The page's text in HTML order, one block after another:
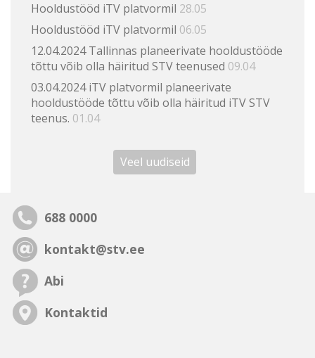
Hooldustööd iTV platvormil 28.05
Hooldustööd iTV platvormil 06.05
12.04.2024 Tallinnas planeerivate hooldustööde
tõttu võib olla häiritud STV teenused 09.04
03.04.2024 iTV platvormil planeerivate
hooldustööde tõttu võib olla häiritud iTV STV
teenus. 01.04
Veel uudiseid
688 0000
kontakt@stv.ee
Abi
Kontaktid